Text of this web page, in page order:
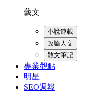
藝文
小說連載
政論人文
散文筆記
專業觀點
明星
SEO週報